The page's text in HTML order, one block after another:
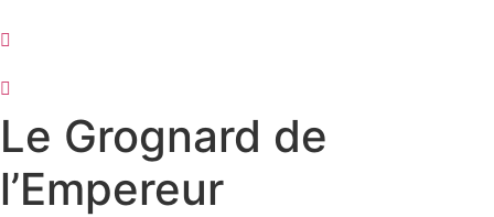
au
Le Grognard de
l’Empereur